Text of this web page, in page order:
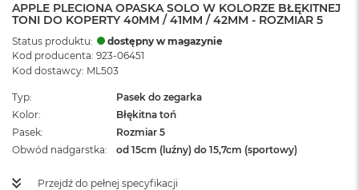
APPLE PLECIONA OPASKA SOLO W KOLORZE BŁĘKITNEJ
TONI DO KOPERTY 40MM / 41MM / 42MM - ROZMIAR 5
Status produktu:
dostępny w magazynie
Kod producenta: 923-06451
Kod dostawcy: ML503
Typ
Pasek do zegarka
Kolor
Błękitna toń
Pasek
Rozmiar 5
Obwód nadgarstka
od 15cm (luźny) do 15,7cm (sportowy)
Przejdź do pełnej specyfikacji